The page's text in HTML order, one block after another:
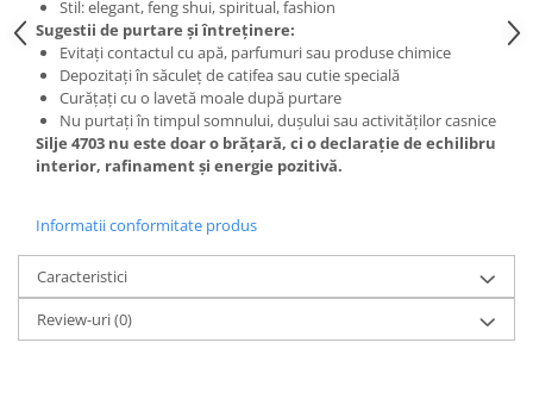
Stil: elegant, feng shui, spiritual, fashion
Sugestii de purtare și întreținere:
Evitați contactul cu apă, parfumuri sau produse chimice
Depozitați în săculeț de catifea sau cutie specială
Curățați cu o lavetă moale după purtare
Nu purtați în timpul somnului, dușului sau activităților casnice
Silje 4703 nu este doar o brățară, ci o declarație de echilibru
interior, rafinament și energie pozitivă.
Informatii conformitate produs
Caracteristici
Review-uri(0)